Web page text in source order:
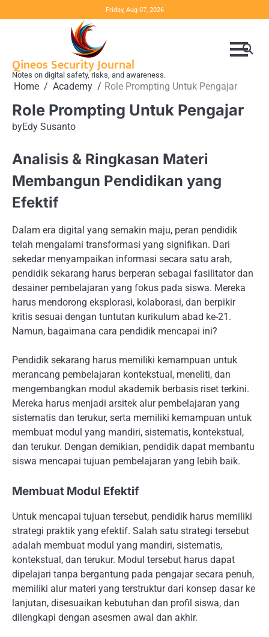
to
Friday, Aug 07, 2026
Qineos Security Journal
Notes on digital safety, risks, and awareness.
Home Academy Role Prompting Untuk Pengajar
Role Prompting Untuk Pengajar
byEdy Susanto
Analisis & Ringkasan Materi
Membangun Pendidikan yang
Efektif
Dalam era digital yang semakin maju, peran pendidik
telah mengalami transformasi yang signifikan. Dari
sekedar menyampaikan informasi secara satu arah,
pendidik sekarang harus berperan sebagai fasilitator dan
desainer pembelajaran yang fokus pada siswa. Mereka
harus mendorong eksplorasi, kolaborasi, dan berpikir
kritis sesuai dengan tuntutan kurikulum abad ke-21.
Namun, bagaimana cara pendidik mencapai ini?
Pendidik sekarang harus memiliki kemampuan untuk
merancang pembelajaran kontekstual, meneliti, dan
mengembangkan modul akademik berbasis riset terkini.
Mereka harus menjadi arsitek alur pembelajaran yang
sistematis dan terukur, serta memiliki kemampuan untuk
membuat modul yang mandiri, sistematis, kontekstual,
dan terukur. Dengan demikian, pendidik dapat membantu
siswa mencapai tujuan pembelajaran yang lebih baik.
Membuat Modul Efektif
Untuk mencapai tujuan tersebut, pendidik harus memiliki
strategi praktik yang efektif. Salah satu strategi tersebut
adalah membuat modul yang mandiri, sistematis,
kontekstual, dan terukur. Modul tersebut harus dapat
dipelajari tanpa bergantung pada pengajar secara penuh,
memiliki alur materi yang terstruktur dari konsep dasar ke
lanjutan, disesuaikan kebutuhan dan profil siswa, dan
dilengkapi dengan asesmen awal dan akhir.